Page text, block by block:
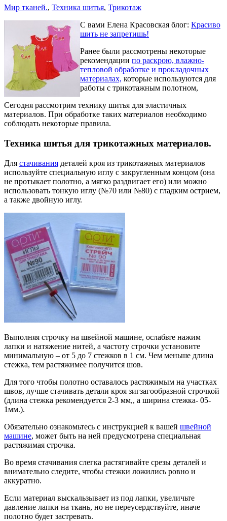
Мир тканей., Техника шитья, Трикотаж
С вами Елена Красовская блог: Красиво
шить не запретишь!
Ранее были рассмотрены некоторые
рекомендации по раскрою, влажно-
тепловой обработке и прокладочных
материалах, которые используются для
работы с трикотажным полотном,
Сегодня рассмотрим технику шитья для эластичных
материалов. При обработке таких материалов необходимо
соблюдать некоторые правила.
Техника шитья для трикотажных материалов.
Для стачивания деталей кроя из трикотажных материалов
используйте специальную иглу с закругленным концом (она
не протыкает полотно, а мягко раздвигает его) или можно
использовать тонкую иглу (№70 или №80) с гладким острием,
а также двойную иглу.
Выполняя строчку на швейной машине, ослабьте нажим
лапки и натяжение нитей, а частоту строчки установите
минимальную – от 5 до 7 стежков в 1 см. Чем меньше длина
стежка, тем растяжимее получится шов.
Для того чтобы полотно оставалось растяжимым на участках
швов, лучше стачивать детали кроя зигзагообразной строчкой
(длина стежка рекомендуется 2-3 мм,, а ширина стежка- 05-
1мм.).
Обязательно ознакомьтесь с инструкцией к вашей швейной
машине, может быть на ней предусмотрена специальная
растяжимая строчка.
Во время стачивания слегка растягивайте срезы деталей и
внимательно следите, чтобы стежки ложились ровно и
аккуратно.
Если материал выскальзывает из под лапки, увеличьте
давление лапки на ткань, но не переусердствуйте, иначе
полотно будет застревать.